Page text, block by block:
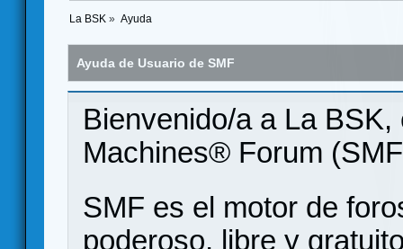
La BSK » Ayuda
Ayuda de Usuario de SMF
Bienvenido/a a La
Machines® Forum
SMF es el motor de
poderoso, libre y